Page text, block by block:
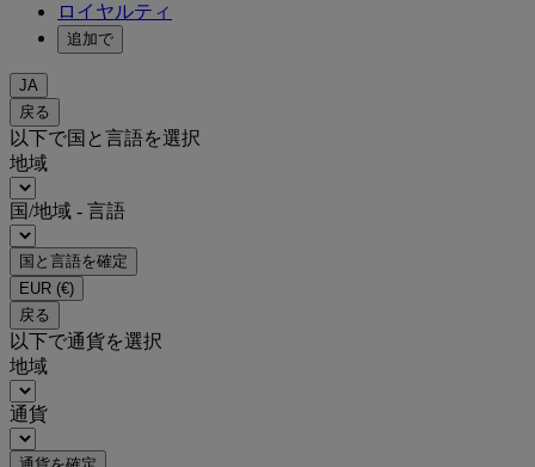
ロイヤルティ
追加で
JA
戻る
以下で国と言語を選択
地域
国/地域 - 言語
国と言語を確定
EUR (€)
戻る
以下で通貨を選択
地域
通貨